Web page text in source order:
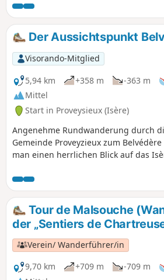
wilden Wiese zu enden. Herrlicher
Pinéa, Chamechaude und auch auf
einem der imposante Moucherotte,
und die geschäftige Stadt ganz
Gemälde von Jean Achard! Und nur
der Stadt entfernt...
Der Aussichtspunkt
Visorando-Mitglied
5,94 km
+358 m -363 m
Mittel
Start in Proveysieux (Isère)
Angenehme Rundwanderung durch
Gemeinde Proveyzieux zum
man einen herrlichen Blick auf das
Égrève freuen, wo viele von ihnen ihre
Tour de Malsouche
der „Sentiers de
Verein/ Wanderführer/in
9,70 km
+709 m -709 m